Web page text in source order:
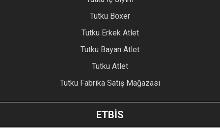
Tutku Boxer
Tutku Erkek Atlet
Tutku Bayan Atlet
Tutku Atlet
Tutku Fabrika Satış Mağazası
ETBİS